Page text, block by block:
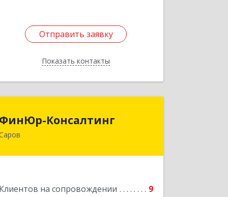
Отправить заявку
Показать контакты
Отправить заявку
Назад
ФинЮр-Консалтинг
Клиентов на сопровождении 9
607190, Нижегородская обл, Саров г,